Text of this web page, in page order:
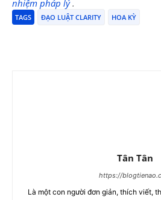
nhiệm pháp lý.
TAGS ĐẠO LUẬT CLARITY HOA KỲ
Tân Tân
https://
Là một con người đơn giản, thích viết,